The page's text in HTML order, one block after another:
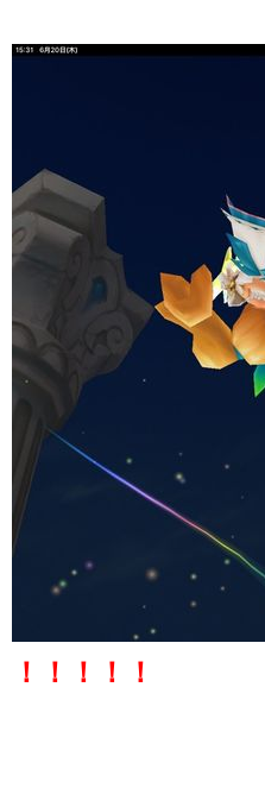
！！！！！